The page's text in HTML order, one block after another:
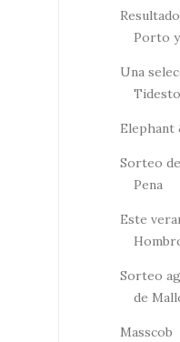
Porto
Una
Elephant
Sorteo
Pena
Este
Sorteo
de
Masscob